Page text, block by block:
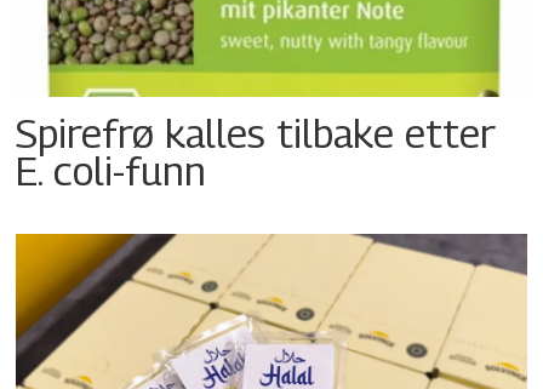
Spirefrø kalles tilbake etter
E. coli-funn